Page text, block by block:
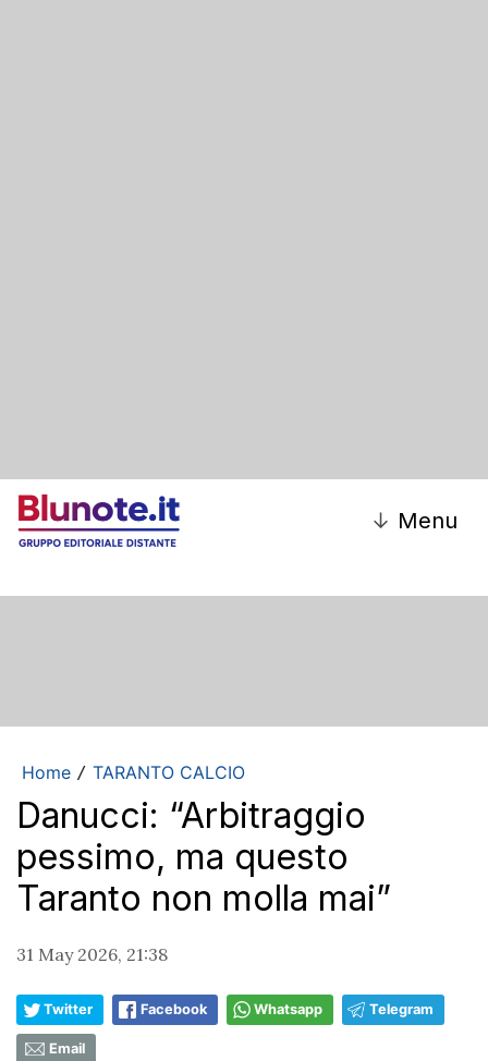
↓ Menu
Home / TARANTO CALCIO
Danucci: “Arbitraggio
pessimo, ma questo
Taranto non molla mai”
31 May 2026, 21:38
Twitter Facebook Whatsapp Telegram
Email